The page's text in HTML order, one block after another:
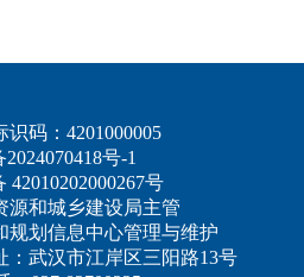
识码：4201000005
号-1
42010202000267号
源和城乡建设局主管
规划信息中心管理与维护
汉市江岸区三阳路13号